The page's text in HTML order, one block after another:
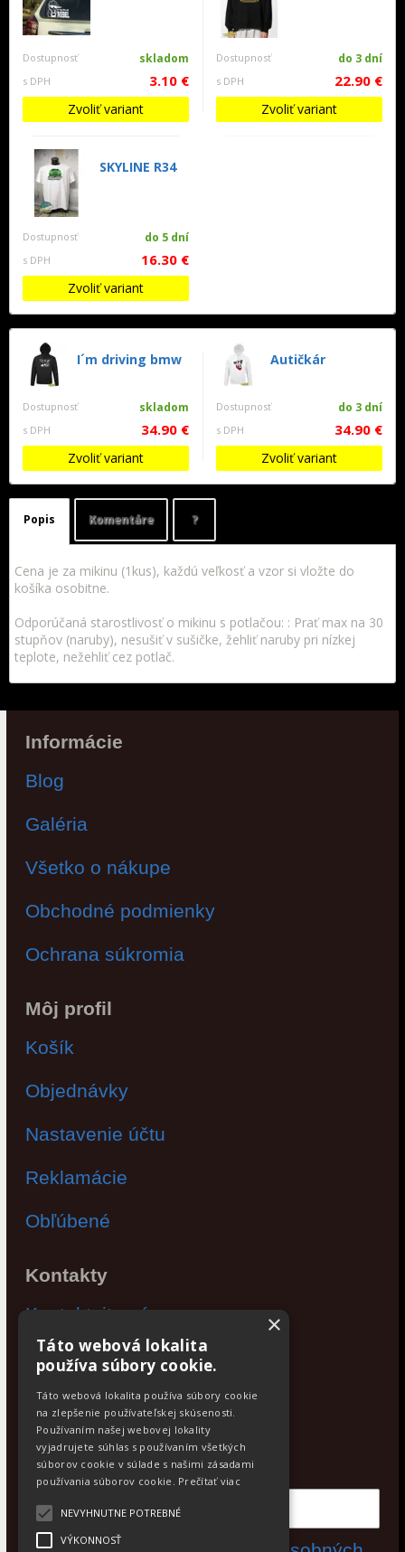
Dostupnosť skladom
s DPH 3.10 €
Zvoliť variant
Dostupnosť do 3 dní
s DPH 22.90 €
Zvoliť variant
SKYLINE R34
Dostupnosť do 5 dní
s DPH 16.30 €
Zvoliť variant
I´m driving bmw
Dostupnosť skladom
s DPH 34.90 €
Zvoliť variant
Autičkár
Dostupnosť do 3 dní
s DPH 34.90 €
Zvoliť variant
Popis Komentáre ?
Cena je za mikinu (1kus), každú veľkosť a vzor si vložte do
košíka osobitne.
Odporúčaná starostlivosť o mikinu s potlačou: : Prať max na 30
stupňov (naruby), nesušiť v sušičke, žehliť naruby pri nízkej
teplote, nežehliť cez potlač.
Informácie
Blog
Galéria
Všetko o nákupe
Obchodné podmienky
Ochrana súkromia
Môj profil
Košík
Objednávky
Nastavenie účtu
Reklamácie
Obľúbené
Kontakty
Kontaktujte nás
Po - Pia: 9:00 - 17:00
Newsletter
Odoberajte aktuálne novinky
×
Táto webová lokalita
používa súbory cookie.
Táto webová lokalita používa súbory cookie
na zlepšenie používateľskej skúsenosti.
Používaním našej webovej lokality
vyjadrujete súhlas s používaním všetkých
súborov cookie v súlade s našimi zásadami
používania súborov cookie. Prečítať viac
NEVYHNUTNE POTREBNÉ
VÝKONNOSŤ